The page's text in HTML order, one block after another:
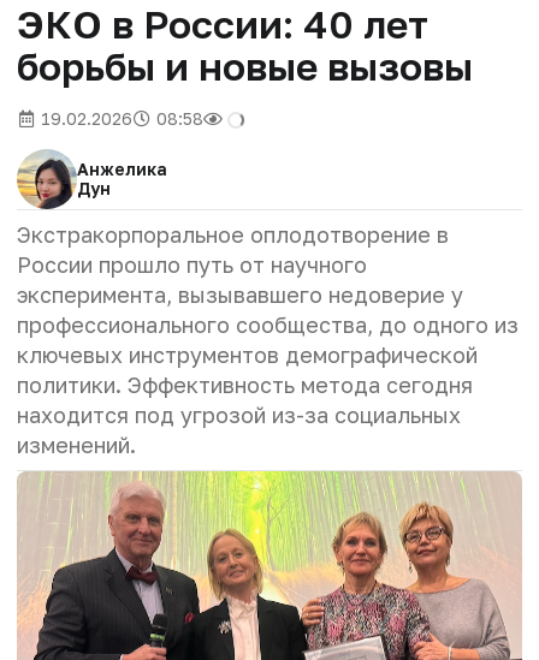
ЭКО в России: 40 лет
борьбы и новые вызовы
19.02.2026 08:58
Анжелика
Дун
Экстракорпоральное оплодотворение в
России прошло путь от научного
эксперимента, вызывавшего недоверие у
профессионального сообщества, до одного из
ключевых инструментов демографической
политики. Эффективность метода сегодня
находится под угрозой из-за социальных
изменений.